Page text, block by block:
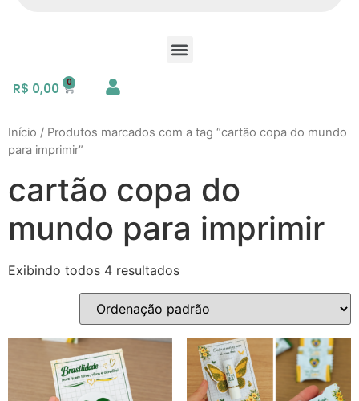
R$ 0,00
Início / Produtos marcados com a tag “cartão copa do mundo
para imprimir”
cartão copa do
mundo para imprimir
Exibindo todos 4 resultados